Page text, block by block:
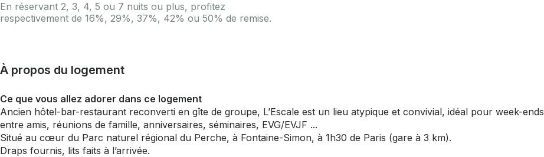
En réservant 2, 3, 4, 5 ou 7 nuits ou plus, profitez
respectivement de 16%, 29%, 37%, 42% ou 50% de remise.
À propos du logement
Ce que vous allez adorer dans ce logement
Ancien hôtel-bar-restaurant reconverti en gîte de groupe, L’Escale est un lieu atypique et convivial, idéal pour week-ends
entre amis, réunions de famille, anniversaires, séminaires, EVG/EVJF ...
Situé au cœur du Parc naturel régional du Perche, à Fontaine-Simon, à 1h30 de Paris (gare à 3 km).
Draps fournis, lits faits à l’arrivée.